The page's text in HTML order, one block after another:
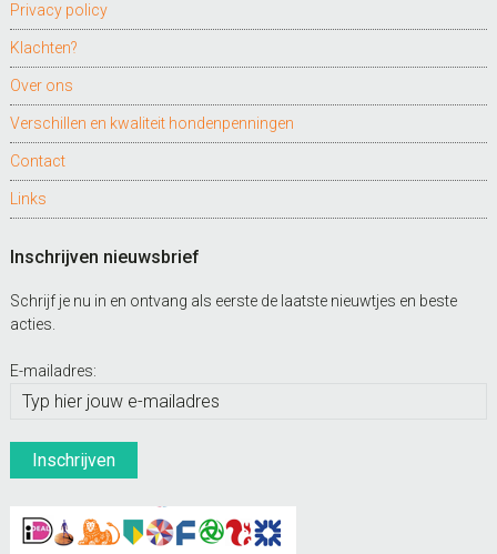
Privacy policy
Klachten?
Over ons
Verschillen en kwaliteit hondenpenningen
Contact
Links
Inschrijven nieuwsbrief
Schrijf je nu in en ontvang als eerste de laatste nieuwtjes en beste
acties.
E-mailadres: